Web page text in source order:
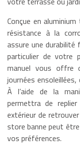
Conçue en
résistance à la
assure une
particulier de votre
manuel vous offre
journées
À l’aide de la
permettra de
extérieur de
store banne peut
vos préférences.